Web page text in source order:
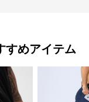
すめアイテム